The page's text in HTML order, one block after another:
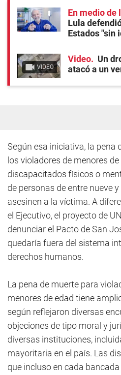
En medio de
Lula
Estados "sin
VIDEO
Video
Un
atacó a un
Según esa iniciativa, la pena
los violadores de menores
discapacitados físicos o
de personas de entre nueve
asesinen a la víctima. A
el Ejecutivo, el proyecto de
denunciar el Pacto de San
quedaría fuera del sistema
derechos humanos.
La pena de muerte para
menores de edad tiene
según reflejaron diversas
objeciones de tipo moral y
diversas instituciones,
mayoritaria en el país. Las
que incluso en cada